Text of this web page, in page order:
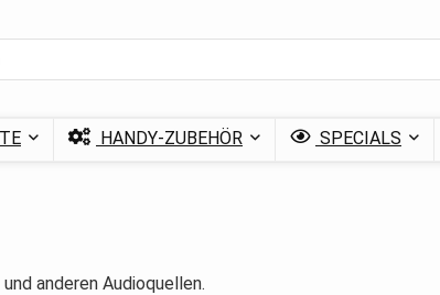
HANDY-ZUBEHÖR SPECIALS
anderen Audioquellen.